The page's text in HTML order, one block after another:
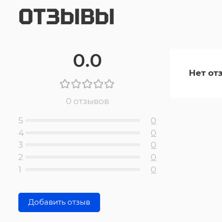
ОТЗЫВЫ
0.0
0 отзывов
5
0
4
0
3
0
2
0
1
0
Добавить отзыв
Нет